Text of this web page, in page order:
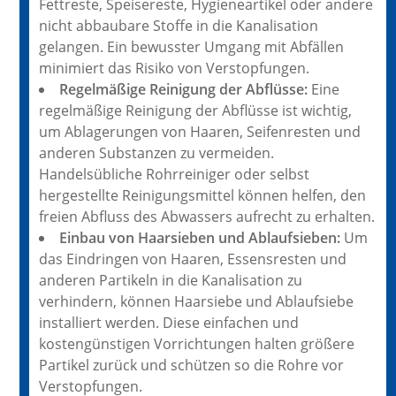
Fettreste, Speisereste, Hygieneartikel oder andere
nicht abbaubare Stoffe in die Kanalisation
gelangen. Ein bewusster Umgang mit Abfällen
minimiert das Risiko von Verstopfungen.
Regelmäßige Reinigung der Abflüsse:Eine
regelmäßige Reinigung der Abflüsse ist wichtig,
um Ablagerungen von Haaren, Seifenresten und
anderen Substanzen zu vermeiden.
Handelsübliche Rohrreiniger oder selbst
hergestellte Reinigungsmittel können helfen, den
freien Abfluss des Abwassers aufrecht zu erhalten.
Einbau von Haarsieben und Ablaufsieben:Um
das Eindringen von Haaren, Essensresten und
anderen Partikeln in die Kanalisation zu
verhindern, können Haarsiebe und Ablaufsiebe
installiert werden. Diese einfachen und
kostengünstigen Vorrichtungen halten größere
Partikel zurück und schützen so die Rohre vor
Verstopfungen.